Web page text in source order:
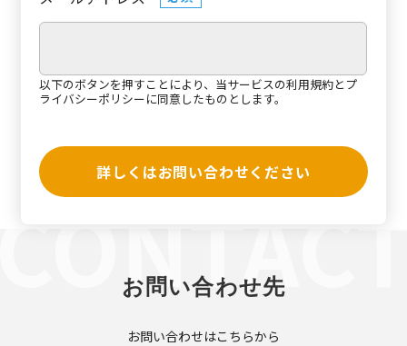
以下のボタンを押すことにより、当サービスの利用規約と プ
ライバシーポリシーに同意したものとします。
詳しくはお問い合わせください
お問い合わせ先
お問い合わせはこちらから